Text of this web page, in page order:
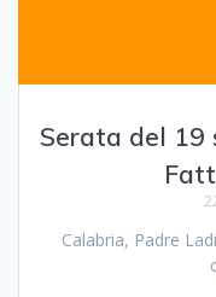
Serata del 19
Calabria, Padre